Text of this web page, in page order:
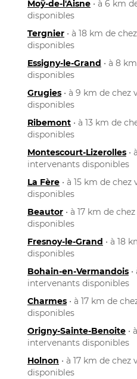
Moÿ-de-l'Aisne • à 6 km
disponibles
Tergnier • à 18 km de
disponibles
Essigny-le-Grand • à 8
disponibles
Grugies • à 9 km de chez
disponibles
Ribemont • à 13 km de
disponibles
Montescourt-Lizerolles •
intervenants disponibles
La Fère • à 15 km de
disponibles
Beautor • à 17 km de
disponibles
Fresnoy-le-Grand • à 18
disponibles
Bohain-en-Vermandois
intervenants disponibles
Charmes • à 17 km de
disponibles
Origny-Sainte-Benoite •
intervenants disponibles
Holnon • à 17 km de
disponibles